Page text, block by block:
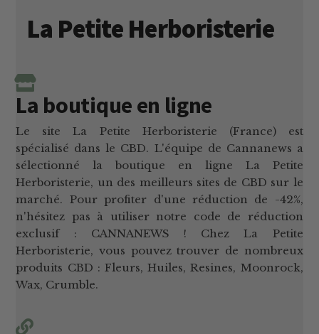
La Petite Herboristerie
La boutique en ligne
Le site La Petite Herboristerie (France) est
spécialisé dans le CBD. L'équipe de Cannanews a
sélectionné la boutique en ligne La Petite
Herboristerie, un des meilleurs sites de CBD sur le
marché. Pour profiter d'une réduction de -42%,
n'hésitez pas à utiliser notre code de réduction
exclusif : CANNANEWS ! Chez La Petite
Herboristerie, vous pouvez trouver de nombreux
produits CBD : Fleurs, Huiles, Resines, Moonrock,
Wax, Crumble.